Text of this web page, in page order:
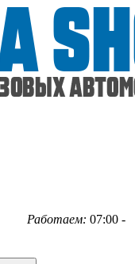
Работаем: 07:00 -